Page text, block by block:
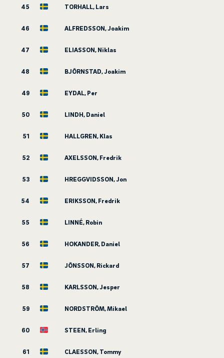
45 TORHALL, Lars
46 ALFREDSSON, Joakim
47 ELIASSON, Niklas
48 BJÖRNSTAD, Joakim
49 EYDAL, Per
50 LINDH, Daniel
51 HALLGREN, Klas
52 AXELSSON, Fredrik
53 HREGGVIDSSON, Jon
54 ERIKSSON, Fredrik
55 LINNÉ, Robin
56 HOKANDER, Daniel
57 JÖNSSON, Rickard
58 KARLSSON, Jesper
59 NORDSTRÖM, Mikael
60 STEEN, Erling
61 CLAESSON, Tommy